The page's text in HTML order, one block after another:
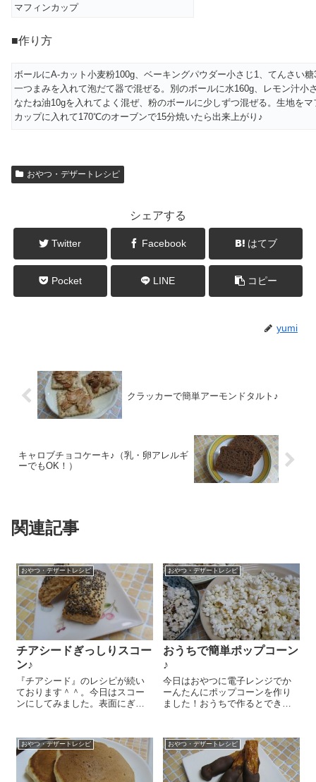
マフィンカップ
■作り方
ボールにA-カット小麦粉100g、ベーキングパウダー小さじ1、てんさい糖
一つまみを入れて泡だて器で混ぜる。別のボールに水160g、レモン汁小
なたね油10gを入れてよく混ぜ、粉のボールに少しずつ混ぜる。生地をマ
カップに入れて170℃のオーブンで15分焼いたら出来上がり♪
おやつ・デザートレシピ
シェアする
Twitter Facebook はてブ
Pocket LINE コピー
yumi
クラッカーで簡単アーモンドタルト♪
キャロブチョコケーキ♪（乳・卵アレルギ
ーでもOK！）
関連記事
おやつ・デザートレシピ
チアシードぎっしりスコー
ン♪
『チアシード』のレシピが続い
ております＾＾。今日はスコー
ンにしてみました。表面にぎっ
けちゃいますよ～😉 ボールに薄
力粉 100g、てんさい糖 大さ
じ1、ベーキングパウダー 小さ
じ...
おやつ・デザートレシピ
おうちで簡単ポップコーン
♪
今日はおやつに電子レンジでか
ーんたんにポップコーンを作り
ました！おうちで作るとできた
ジできるので楽しいんですよ＼
(^o^)／ まずまちのある電子レン
ジいはいるサイズの紙袋を用意
します...
おやつ・デザートレシピ おやつ・デザートレシピ